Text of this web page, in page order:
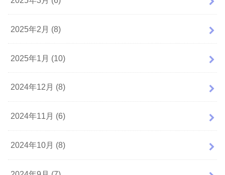
2025年2月 (8)
2025年1月 (10)
2024年12月 (8)
2024年11月 (6)
2024年10月 (8)